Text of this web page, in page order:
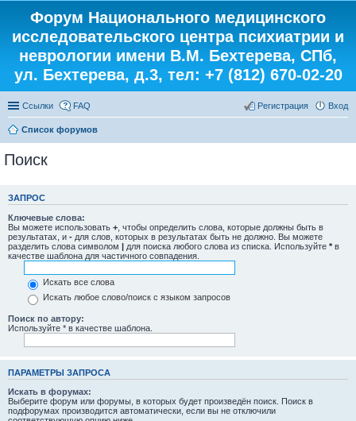
Форум Национального медицинского
исследовательского центра психиатрии и
неврологии имени В.М. Бехтерева, СПб,
ул. Бехтерева, д.3, тел: +7 (812) 670-02-20
Ссылки FAQ Вход
Регистрация
Список форумов
Поиск
ЗАПРОС
Ключевые слова:
Вы можете использовать + , чтобы определить слова, которые должны быть в
результатах, и - для слов, которых в результатах быть не должно. Вы можете
разделить слова символом | для поиска любого слова из списка. Используйте * в
качестве шаблона для частичного совпадения.
Искать все слова
Искать любое слово/поиск с языком запросов
Поиск по автору:
Используйте * в качестве шаблона.
ПАРАМЕТРЫ ЗАПРОСА
Искать в форумах:
Выберите форум или форумы, в которых будет произведён поиск. Поиск в
подфорумах производится автоматически, если вы не отключили